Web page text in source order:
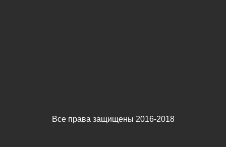
Все права защищены 2016-2018